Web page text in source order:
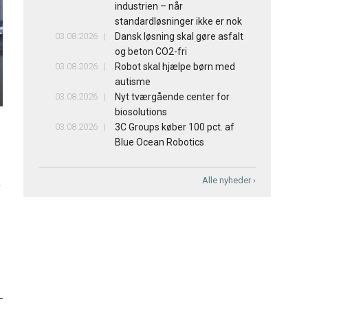
industrien – når
standardløsninger ikke er nok
03.08.2026
Dansk løsning skal gøre asfalt
og beton CO2-fri
03.08.2026
Robot skal hjælpe børn med
autisme
03.08.2026
Nyt tværgående center for
biosolutions
03.08.2026
3C Groups køber 100 pct. af
Blue Ocean Robotics
Alle nyheder ›